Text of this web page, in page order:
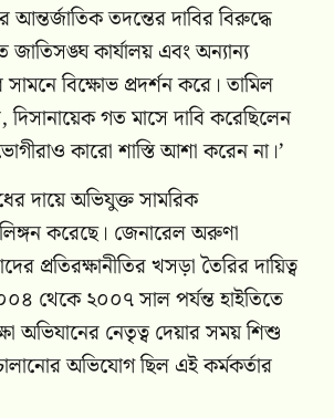
আন্তর্জাতিক তদন্তের দাবির বিরুদ্ধে
জাতিসঙ্ঘ কার্যালয় এবং অন্যান্য
সামনে বিক্ষোভ প্রদর্শন করে। তামিল
দিসানায়েক গত মাসে দাবি করেছিলেন
কারো শাস্তি আশা করেন না।’
দায়ে অভিযুক্ত সামরিক
করেছে। জেনারেল অরুণা
প্রতিরক্ষানীতির খসড়া তৈরির দায়িত্ব
থেকে ২০০৭ সাল পর্যন্ত হাইতিতে
অভিযানের নেতৃত্ব দেয়ার সময় শিশু
অভিযোগ ছিল এই কর্মকর্তার